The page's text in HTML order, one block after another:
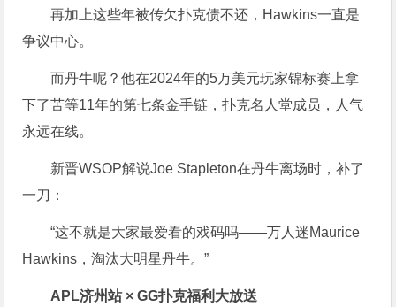
再加上这些年被传欠扑克债不还，Hawkins一直是
争议中心。
而丹牛呢？他在2024年的5万美元玩家锦标赛上拿
下了苦等11年的第七条金手链，扑克名人堂成员，人气
永远在线。
新晋WSOP解说Joe Stapleton在丹牛离场时，补了
一刀：
“这不就是大家最爱看的戏码吗——万人迷Maurice
Hawkins，淘汰大明星丹牛。”
APL济州站 × GG扑克福利大放送